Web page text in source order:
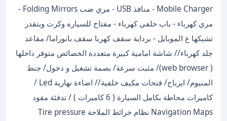
Mobile Charger - منافذ USB - مري ضب Folding Mirrors -
مري كهرباء - باب خلفي كهرباء - مفتاح للسياره وكرت وبتقدر
تشبكها ع الموبايل - برداية سقف كهربا سقف بانوراما/ مقاعد
جلد كهرباء// شاشة امامية كبيرة متعددة الخصائص متوفر داخلها
( web browser)/ مثبت سرعة/ بصمة تشغيل و دخول/ جنط
المنيوم/ ايرباج/ فتحات مكيف خلفية// اضاءة نهارية Led /
كاميرات محاطة بكامل السيارة ( 6 كاميرات ) / تدفئة مقود
Navigation Maps نظام خرائط الملاحة Tire pressure